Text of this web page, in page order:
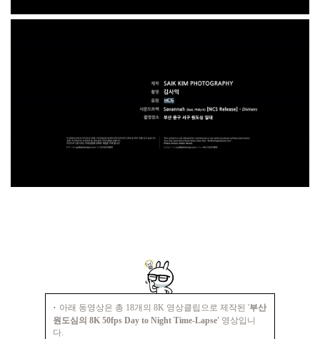
· 아래 동영상은 총 18개의 8K 영상클립으로 제작된 '부산
원도심의 8K 50fps Day to Night Time-Lapse' 영상입니
다.